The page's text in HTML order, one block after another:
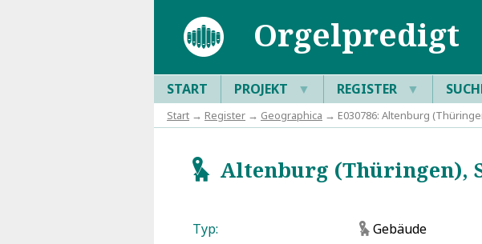
Orgelpredigt
START PROJEKT ▼ REGISTER ▼
Start → Register → Geographica → E030786: Altenburg
gAltenburg (Thüringen),
Typ: g Gebäude